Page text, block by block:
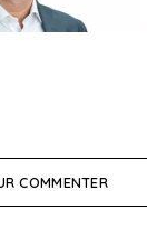
COMMENTER